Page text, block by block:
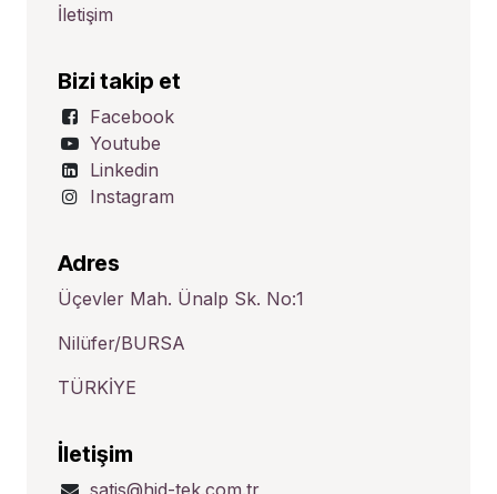
İletişim
Bizi takip et
Facebook
Youtube
Linkedin
Instagram
Adres
Üçevler Mah. Ünalp Sk. No:1
Nilüfer/BURSA
TÜRKİYE
İletişim
satis@hid-tek.com.tr